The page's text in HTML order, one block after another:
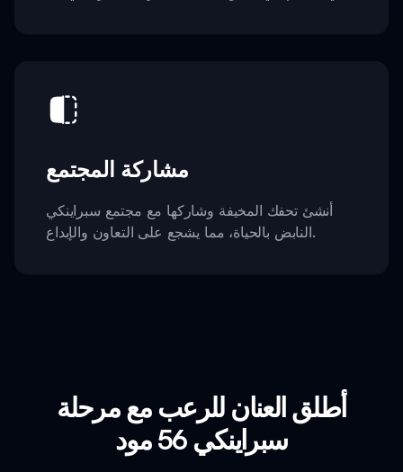
مشاركة المجتمع
أنشئ تحفك المخيفة وشاركها مع مجتمع سبراينكي
النابض بالحياة، مما يشجع على التعاون والإبداع.
أطلق العنان للرعب مع مرحلة
سبراينكي 56 مود